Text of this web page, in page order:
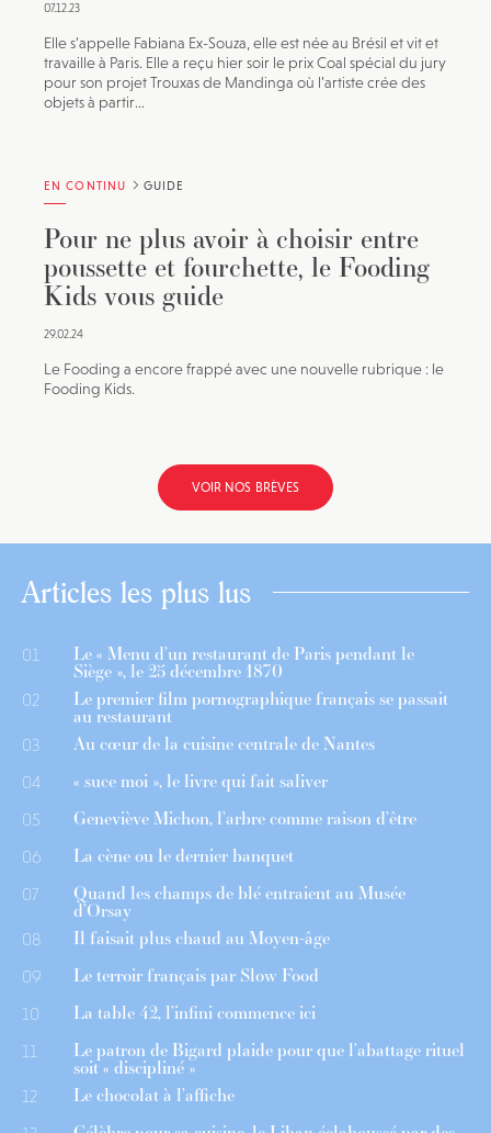
07.12.23
Elle s’appelle Fabiana Ex-Souza, elle est née au Brésil et vit et
travaille à Paris. Elle a reçu hier soir le prix Coal spécial du jury
pour son projet Trouxas de Mandinga où l’artiste crée des
objets à partir...
EN CONTINU GUIDE
Pour ne plus avoir à choisir entre
poussette et fourchette, le Fooding
Kids vous guide
29.02.24
Le Fooding a encore frappé avec une nouvelle rubrique : le
Fooding Kids.
VOIR NOS BRÈVES
Articles les plus lus
01 Le « Menu d’un restaurant de Paris pendant le
Siège », le 25 décembre 1870
02 Le premier film pornographique français se passait
au restaurant
03 Au cœur de la cuisine centrale de Nantes
04 « suce moi », le livre qui fait saliver
05 Geneviève Michon, l’arbre comme raison d’être
06 La cène ou le dernier banquet
07 Quand les champs de blé entraient au Musée
d’Orsay
08 Il faisait plus chaud au Moyen-âge
09 Le terroir français par Slow Food
10 La table 42, l’infini commence ici
11 Le patron de Bigard plaide pour que l’abattage rituel
soit « discipliné »
12 Le chocolat à l’affiche